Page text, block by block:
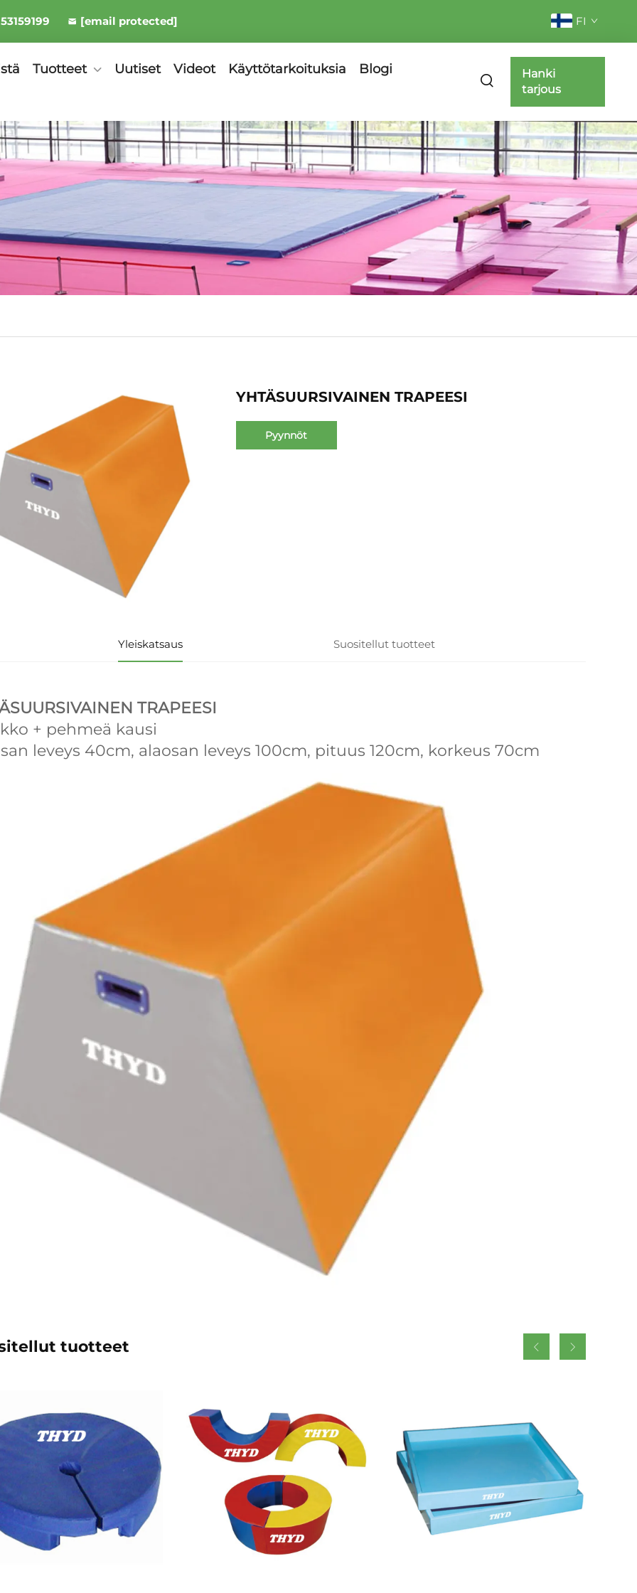
[email protected] FI
Tuotteet Uutiset Videot Käyttötarkoituksia Blogi
Hanki
tarjous
YHTÄSUURSIVAINEN TRAPEESI
Pyynnöt
Yleiskatsaus Suositellut tuotteet
TRAPEESI
+ pehmeä kausi
leveys 40cm, alaosan leveys 100cm, pituus 120cm, korkeus 70cm
tuotteet